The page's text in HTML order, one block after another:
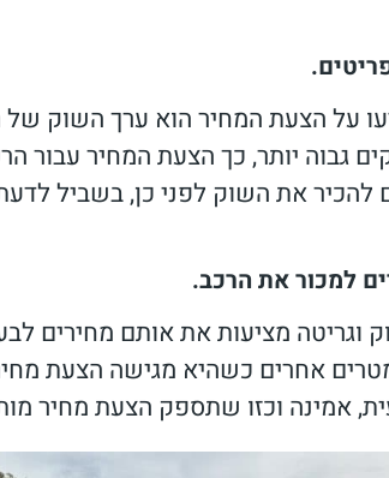
על הצעת המחיר הוא ערך השוק של
גבוה יותר, כך הצעת המחיר עבור
את השוק לפני כן, בשביל
למכור את הרכב.
וגריטה מציעות את אותם מחירים
אחרים כשהיא מגישה הצעת
אמינה וכזו שתספק הצעת מחיר